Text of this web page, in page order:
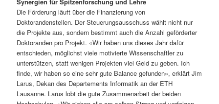
Die Förderung läuft über die Finanzierung von
Doktorandenstellen. Der Steuerungsausschuss wählt nicht nur
die Projekte aus, sondern bestimmt auch die Anzahl geförderter
Doktoranden pro Projekt. «Wir haben uns dieses Jahr dafür
entschieden, möglichst viele motivierte Wissenschaftler zu
unterstützen, statt wenigen Projekten viel Geld zu geben. Ich
finde, wir haben so eine sehr gute Balance gefunden», erklärt Jim
Larus, Dekan des Departements Informatik an der ETH
Lausanne. Larus lobt die gute Zusammenarbeit der beiden